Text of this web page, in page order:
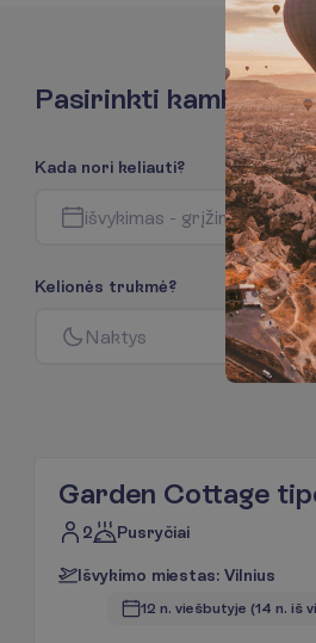
Pasirinkti kambarius
Kada nori keliauti?
išvykimas - grįžimas
Kelionės trukmė?
Naktys
Garden Cottage
2 Pusryčiai
Išvykimo miestas: Vilnius
12 n. viešbutyje (14 n. iš